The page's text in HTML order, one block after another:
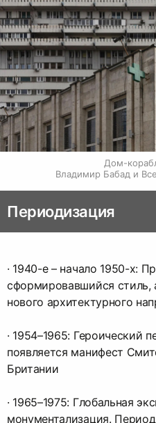
Дом-
Владимир Бабад и
Периодизация
· 1940-е – начало 1950-х:
сформировавшийся стиль,
нового архитектурного
· 1954–1965: Героический
появляется манифест
Британии
· 1965–1975: Глобальная
монументализация.